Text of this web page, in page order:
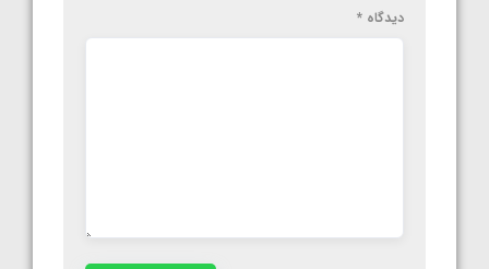
دیدگاه *